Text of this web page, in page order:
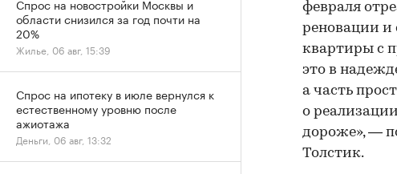
февраля
реновации и
квартиры с
это в
а часть
о
дороже», —
Толстик.
Спрос на новостройки Москвы и
области снизился за год почти на
20%
Жилье, 06 авг, 15:39
Спрос на ипотеку в июле вернулся к
естественному уровню после
ажиотажа
Деньги, 06 авг, 13:32